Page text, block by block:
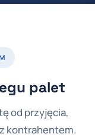
palet
od przyjęcia,
kontrahentem.